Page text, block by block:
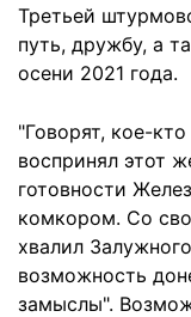
Третьей
путь, дружбу, а
осени 2021 года.
"Говорят, кое-
воспринял этот
готовности
комкором. Со
хвалил
возможность
замыслы".